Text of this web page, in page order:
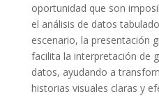
oportunidad que son
el análisis de datos
escenario, la presentación
facilita la interpretación de
datos, ayudando a
historias visuales claras y